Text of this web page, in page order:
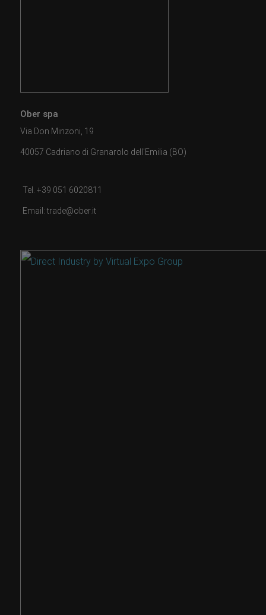
Ober spa
Via Don Minzoni, 19
40057 Cadriano di Granarolo dell'Emilia (BO)
Tel. +39 051 6020811
Email: trade@ober.it